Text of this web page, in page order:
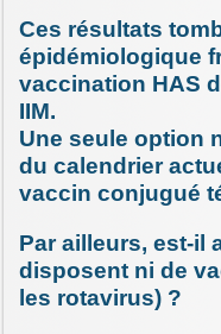
Ces résultats
épidémiologique
vaccination HAS
IIM.
Une seule option
du calendrier
vaccin conjugué
Par ailleurs, est-il
disposent ni de
les rotavirus) ?